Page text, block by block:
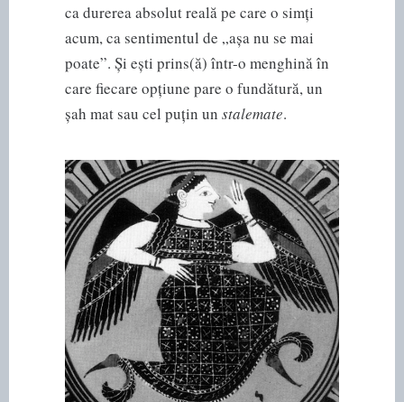
ca durerea absolut reală pe care o simți
acum, ca sentimentul de „așa nu se mai
poate”. Și ești prins(ă) într-o menghină în
care fiecare opțiune pare o fundătură, un
șah mat sau cel puțin un stalemate.